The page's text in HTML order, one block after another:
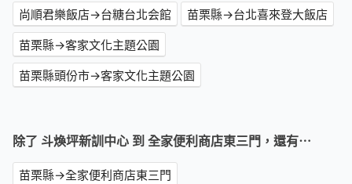
尚順君樂飯店→台糖台北会館
苗栗縣→台北喜來登大飯店
苗栗縣→客家文化主題公園
苗栗縣頭份市→客家文化主題公園
除了 斗煥坪新訓中心 到 全家便利商店東三門，還有⋯
苗栗縣→全家便利商店東三門